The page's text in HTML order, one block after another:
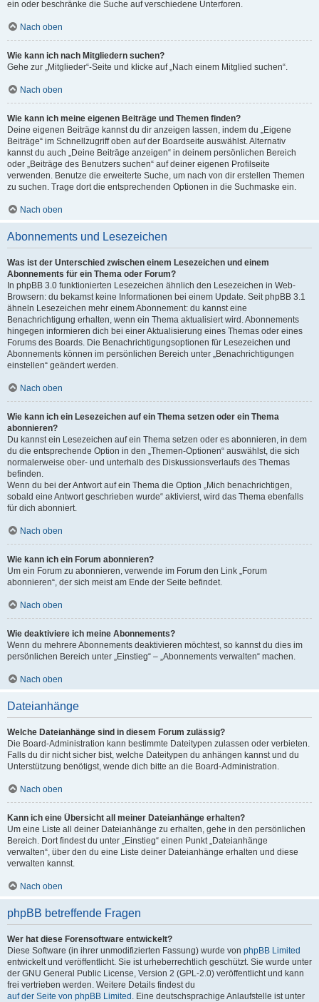
ein oder beschränke die Suche auf verschiedene Unterforen.
Nach oben
Wie kann ich nach Mitgliedern suchen?
Gehe zur „Mitglieder“-Seite und klicke auf „Nach einem Mitglied suchen“.
Nach oben
Wie kann ich meine eigenen Beiträge und Themen finden?
Deine eigenen Beiträge kannst du dir anzeigen lassen, indem du „Eigene
Beiträge“ im Schnellzugriff oben auf der Boardseite auswählst. Alternativ
kannst du auch „Deine Beiträge anzeigen“ in deinem persönlichen Bereich
oder „Beiträge des Benutzers suchen“ auf deiner eigenen Profilseite
verwenden. Benutze die erweiterte Suche, um nach von dir erstellen Themen
zu suchen. Trage dort die entsprechenden Optionen in die Suchmaske ein.
Nach oben
Abonnements und Lesezeichen
Was ist der Unterschied zwischen einem Lesezeichen und einem
Abonnements für ein Thema oder Forum?
In phpBB 3.0 funktionierten Lesezeichen ähnlich den Lesezeichen in Web-
Browsern: du bekamst keine Informationen bei einem Update. Seit phpBB 3.1
ähneln Lesezeichen mehr einem Abonnement: du kannst eine
Benachrichtigung erhalten, wenn ein Thema aktualisiert wird. Abonnements
hingegen informieren dich bei einer Aktualisierung eines Themas oder eines
Forums des Boards. Die Benachrichtigungsoptionen für Lesezeichen und
Abonnements können im persönlichen Bereich unter „Benachrichtigungen
einstellen“ geändert werden.
Nach oben
Wie kann ich ein Lesezeichen auf ein Thema setzen oder ein Thema
abonnieren?
Du kannst ein Lesezeichen auf ein Thema setzen oder es abonnieren, in dem
du die entsprechende Option in den „Themen-Optionen“ auswählst, die sich
normalerweise ober- und unterhalb des Diskussionsverlaufs des Themas
befinden.
Wenn du bei der Antwort auf ein Thema die Option „Mich benachrichtigen,
sobald eine Antwort geschrieben wurde“ aktivierst, wird das Thema ebenfalls
für dich abonniert.
Nach oben
Wie kann ich ein Forum abonnieren?
Um ein Forum zu abonnieren, verwende im Forum den Link „Forum
abonnieren“, der sich meist am Ende der Seite befindet.
Nach oben
Wie deaktiviere ich meine Abonnements?
Wenn du mehrere Abonnements deaktivieren möchtest, so kannst du dies im
persönlichen Bereich unter „Einstieg“ – „Abonnements verwalten“ machen.
Nach oben
Dateianhänge
Welche Dateianhänge sind in diesem Forum zulässig?
Die Board-Administration kann bestimmte Dateitypen zulassen oder verbieten.
Falls du dir nicht sicher bist, welche Dateitypen du anhängen kannst und du
Unterstützung benötigst, wende dich bitte an die Board-Administration.
Nach oben
Kann ich eine Übersicht all meiner Dateianhänge erhalten?
Um eine Liste all deiner Dateianhänge zu erhalten, gehe in den persönlichen
Bereich. Dort findest du unter „Einstieg“ einen Punkt „Dateianhänge
verwalten“, über den du eine Liste deiner Dateianhänge erhalten und diese
verwalten kannst.
Nach oben
phpBB betreffende Fragen
Wer hat diese Forensoftware entwickelt?
Diese Software (in ihrer unmodifizierten Fassung) wurde von phpBB Limited
entwickelt und veröffentlicht. Sie ist urheberrechtlich geschützt. Sie wurde unter
der GNU General Public License, Version 2 (GPL-2.0) veröffentlicht und kann
frei vertrieben werden. Weitere Details findest du
auf der Seite von phpBB Limited . Eine deutschsprachige Anlaufstelle ist unter